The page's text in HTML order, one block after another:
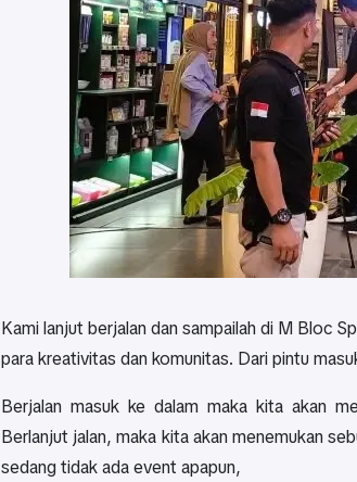
Kami lanjut berjalan dan sampailah di M Bloc
para kreativitas dan komunitas. Dari pintu
Berjalan masuk ke dalam maka kita akan
Berlanjut jalan, maka kita akan menemukan
sedang tidak ada event apapun,